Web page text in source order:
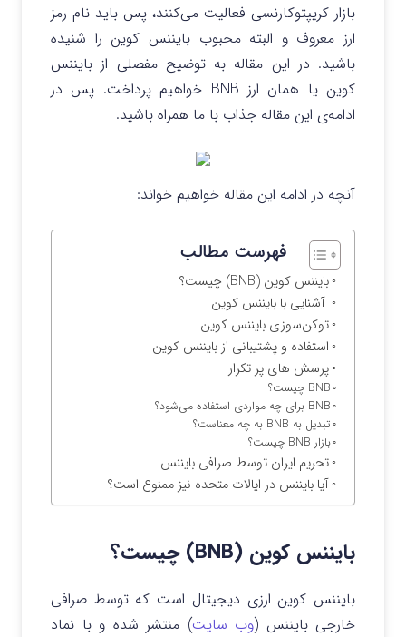
بازار کریپتوکارنسی فعالیت می‌کنند، پس باید نام رمز
ارز معروف و البته محبوب بایننس کوین را شنیده
باشید. در این مقاله به توضیح مفصلی از بایننس
کوین یا همان ارز BNB خواهیم پرداخت. پس در
ادامه‌ی این مقاله جذاب با ما همراه باشید.
آنچه در ادامه این مقاله خواهیم خواند:
فهرست مطالب
بایننس کوین (BNB) چیست؟
آشنایی با بایننس کوین
توکن‌سوزی بایننس کوین
استفاده و پشتیبانی از بایننس کوین
پرسش های پر تکرار
BNB چیست؟
BNB برای چه مواردی استفاده می‌شود؟
تبدیل به BNB به چه معناست؟
بازار BNB چیست؟
تحریم ایران توسط صرافی بایننس
آیا بایننس در ایالات متحده نیز ممنوع است؟
بایننس کوین (BNB) چیست؟
بایننس کوین ارزی دیجیتال است که توسط صرافی
خارجی بایننس (وب سایت) منتشر شده و با نماد